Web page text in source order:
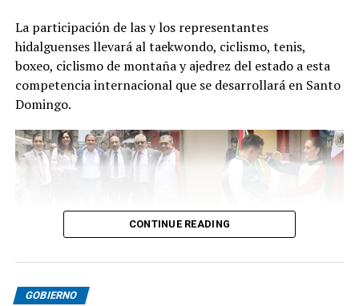
La participación de las y los representantes
hidalguenses llevará al taekwondo, ciclismo, tenis,
boxeo, ciclismo de montaña y ajedrez del estado a esta
competencia internacional que se desarrollará en Santo
Domingo.
CONTINUE READING
GOBIERNO